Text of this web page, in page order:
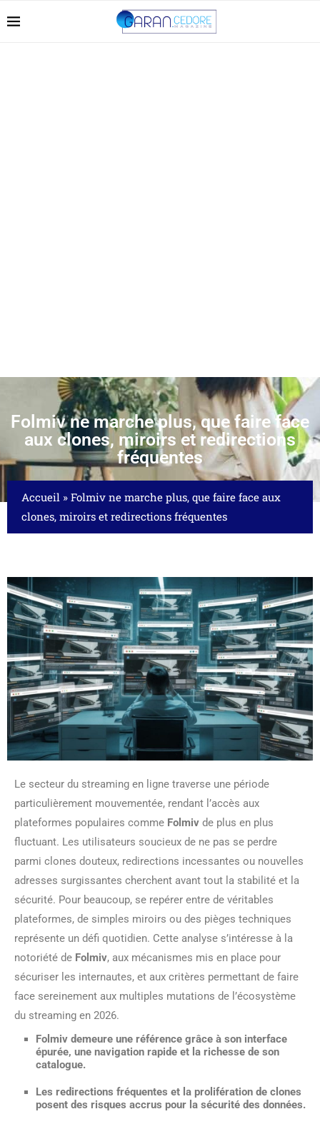
Folmiv ne marche plus, que faire face
aux clones, miroirs et redirections
fréquentes
Accueil » Folmiv ne marche plus, que faire face aux
clones, miroirs et redirections fréquentes
Le secteur du streaming en ligne traverse une période
particulièrement mouvementée, rendant l’accès aux
plateformes populaires comme Folmiv de plus en plus
fluctuant. Les utilisateurs soucieux de ne pas se perdre
parmi clones douteux, redirections incessantes ou nouvelles
adresses surgissantes cherchent avant tout la stabilité et la
sécurité. Pour beaucoup, se repérer entre de véritables
plateformes, de simples miroirs ou des pièges techniques
représente un défi quotidien. Cette analyse s’intéresse à la
notoriété de Folmiv, aux mécanismes mis en place pour
sécuriser les internautes, et aux critères permettant de faire
face sereinement aux multiples mutations de l’écosystème
du streaming en 2026.
Folmiv demeure une référence grâce à son interface
épurée, une navigation rapide et la richesse de son
catalogue.
Les redirections fréquentes et la prolifération de clones
posent des risques accrus pour la sécurité des données.